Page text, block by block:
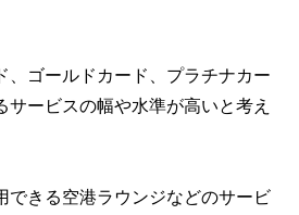
、ゴールドカード、プラチナカー
サービスの幅や水準が高いと考え
できる空港ラウンジなどのサービ